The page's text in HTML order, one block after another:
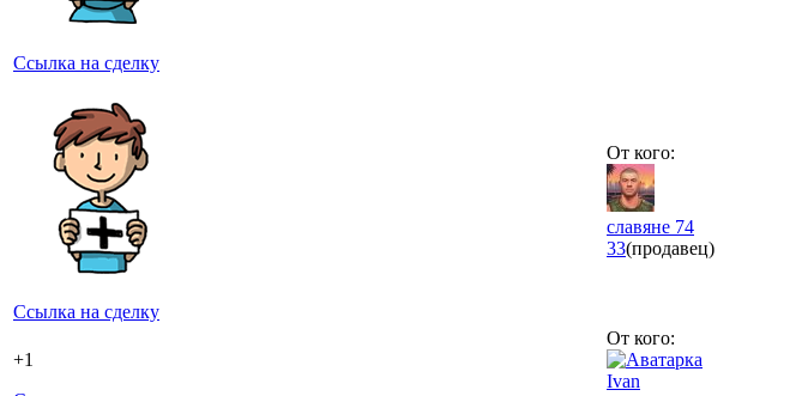
Ссылка на сделку
Ссылка на сделку
От кого:
славяне 74
33(продавец)
+1
От кого:
Ivan